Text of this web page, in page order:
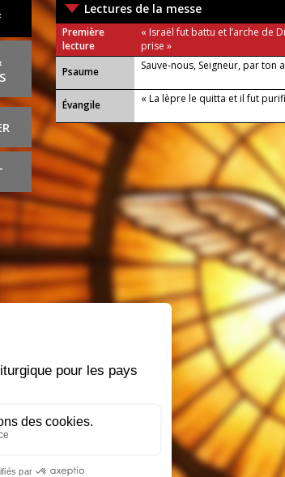
Lectures de la messe
Première
lecture
« Israël fut battu et l’arche de
prise »
Psaume Sauve-nous, Seigneur, par ton
Évangile « La lèpre le quitta et il fut